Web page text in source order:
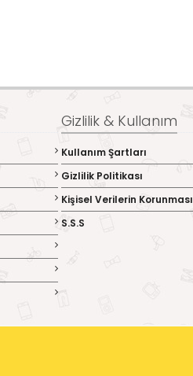
Gizlilik & Kullanım
Kullanım Şartları
Gizlilik Politikası
Kişisel Verilerin Korunması
S.S.S